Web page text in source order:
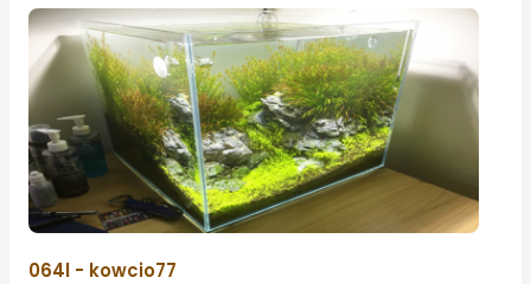
064l - kowcio77